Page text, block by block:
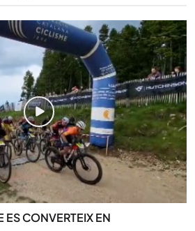
ES CONVERTEIX EN